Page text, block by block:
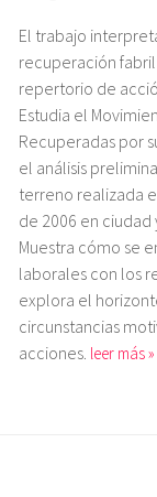
El trabajo
recuperación
repertorio de
Estudia el
Recuperadas por
el análisis
terreno realizada
de 2006 en ciudad
Muestra cómo se
laborales con los
explora el
circunstancias
acciones. leer más »